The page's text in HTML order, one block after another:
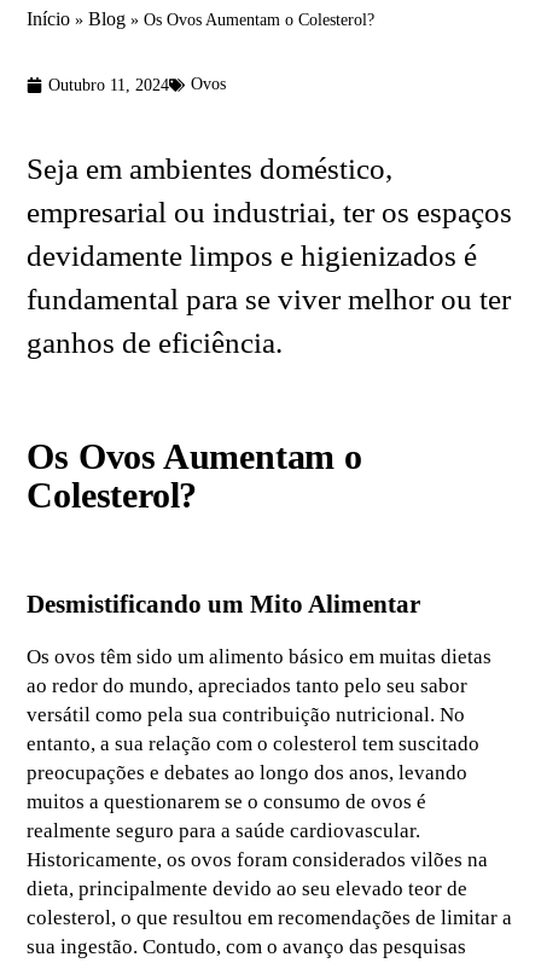
Início »Blog »Os Ovos Aumentam o Colesterol?
Outubro 11, 2024 Ovos
Seja em ambientes doméstico,
empresarial ou industriai, ter os espaços
devidamente limpos e higienizados é
fundamental para se viver melhor ou ter
ganhos de eficiência.
Os Ovos Aumentam o
Colesterol?
Desmistificando um Mito Alimentar
Os ovos têm sido um alimento básico em muitas dietas
ao redor do mundo, apreciados tanto pelo seu sabor
versátil como pela sua contribuição nutricional. No
entanto, a sua relação com o colesterol tem suscitado
preocupações e debates ao longo dos anos, levando
muitos a questionarem se o consumo de ovos é
realmente seguro para a saúde cardiovascular.
Historicamente, os ovos foram considerados vilões na
dieta, principalmente devido ao seu elevado teor de
colesterol, o que resultou em recomendações de limitar a
sua ingestão. Contudo, com o avanço das pesquisas